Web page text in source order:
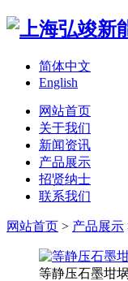
简体中文
English
网站首页
关于我们
新闻资讯
产品展示
招贤纳士
联系我们
网站首页 > 产品展示
等静压石墨坩埚